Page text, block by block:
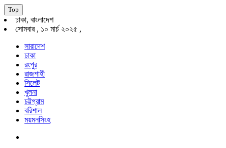
Top
ঢাকা, বাংলাদেশ
সোমবার , ১০ মার্চ ২০২৫ ,
সারাদেশ
ঢাকা
রংপুর
রাজশাহী
সিলেট
খুলনা
চট্টগ্রাম
বরিশাল
ময়মনসিংহ